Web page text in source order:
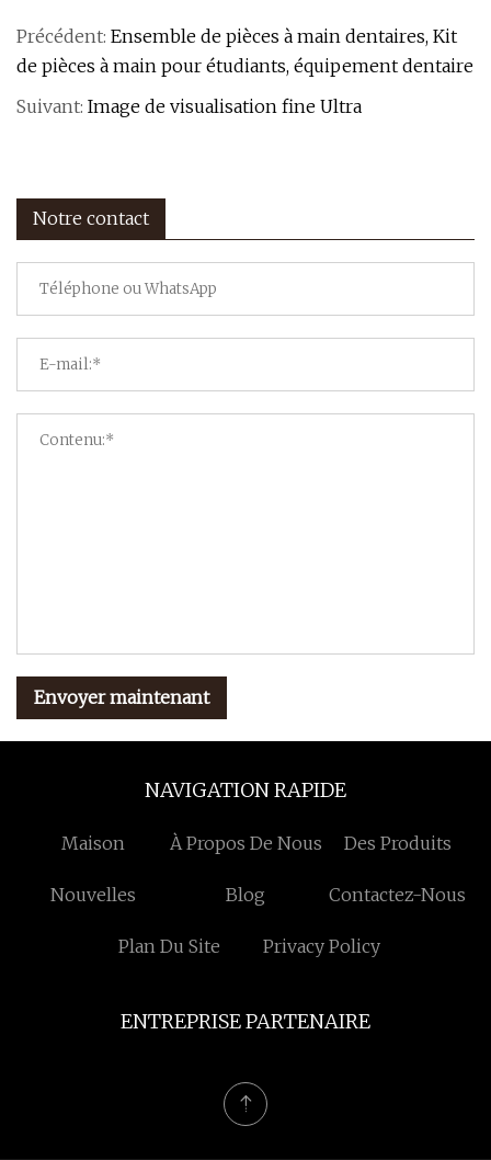
Précédent: Ensemble de pièces à main dentaires, Kit
de pièces à main pour étudiants, équipement dentaire
Suivant: Image de visualisation fine Ultra
Notre contact
Envoyer maintenant
NAVIGATION RAPIDE
Maison À Propos De Nous Des Produits
Nouvelles Blog Contactez-Nous
Plan Du Site Privacy Policy
ENTREPRISE PARTENAIRE